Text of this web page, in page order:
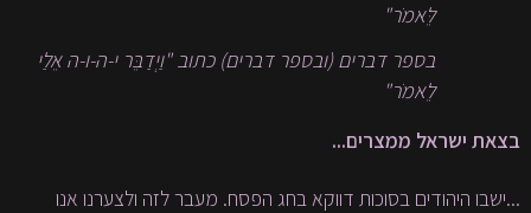
לֵּאמֹר"
בספר דברים (ובספר דברים) כתוב "וַיְדַבֵּר י-ה-ו-ה אֵלַי
לֵאמֹר"
בצאת ישראל ממצרים...
...ישבו היהודים בסוכות דווקא בחג הפסח. מעבר לזה ולצערנו אנו